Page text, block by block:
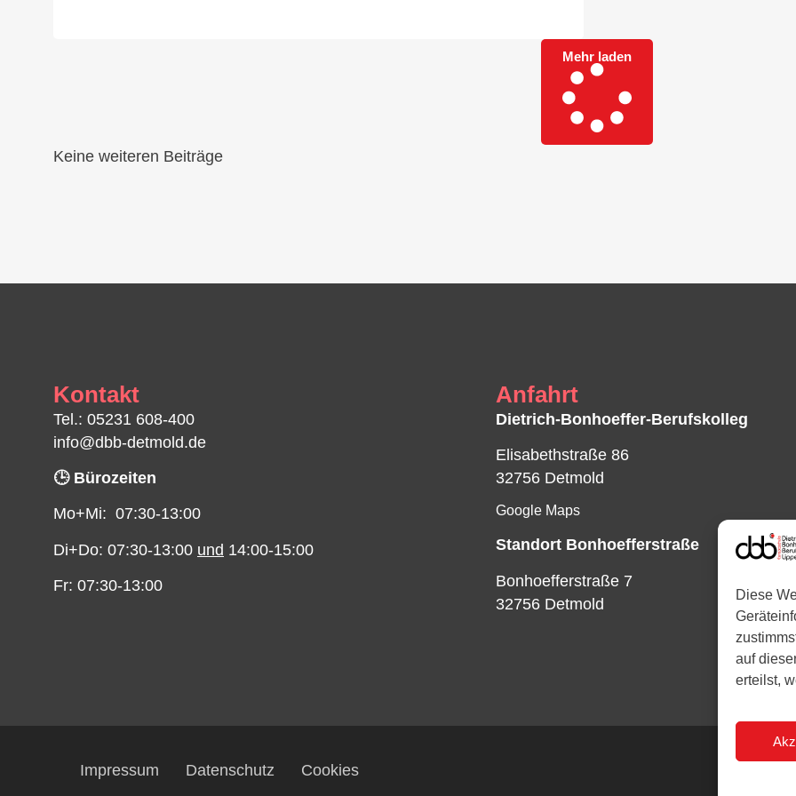
Diese
auf
erteilst,
Mehr laden
Keine weiteren Beiträge
Kontakt
Tel.: 05231 608-400
info@dbb-detmold.de
🕒 Bürozeiten
Mo+Mi: 07:30-13:00
Di+Do: 07:30-13:00 und 14:00-15:00
Fr: 07:30-13:00
Anfahrt
Dietrich-Bonhoeffer-Berufskolleg
Elisabethstraße 86
32756 Detmold
Google Maps
Standort Bonhoefferstraße
Bonhoefferstraße 7
32756 Detmold
Impressum Datenschutz Cookies